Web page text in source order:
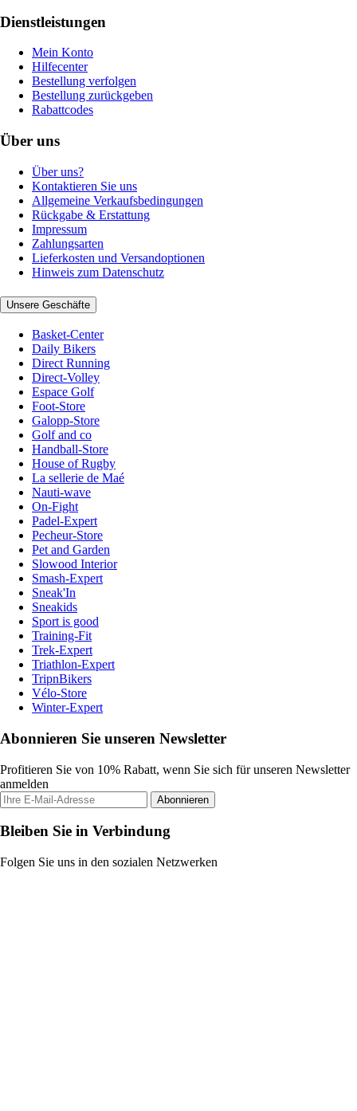
Dienstleistungen
Mein Konto
Hilfecenter
Bestellung verfolgen
Bestellung zurückgeben
Rabattcodes
Über uns
Über uns?
Kontaktieren Sie uns
Allgemeine Verkaufsbedingungen
Rückgabe & Erstattung
Impressum
Zahlungsarten
Lieferkosten und Versandoptionen
Hinweis zum Datenschutz
Unsere Geschäfte
Basket-Center
Daily Bikers
Direct Running
Direct-Volley
Espace Golf
Foot-Store
Galopp-Store
Golf and co
Handball-Store
House of Rugby
La sellerie de Maé
Nauti-wave
On-Fight
Padel-Expert
Pecheur-Store
Pet and Garden
Slowood Interior
Smash-Expert
Sneak'In
Sneakids
Sport is good
Training-Fit
Trek-Expert
Triathlon-Expert
TripnBikers
Vélo-Store
Winter-Expert
Abonnieren Sie unseren Newsletter
Profitieren Sie von 10% Rabatt, wenn Sie sich für unseren Newsletter
anmelden
Abonnieren
Bleiben Sie in Verbindung
Folgen Sie uns in den sozialen Netzwerken